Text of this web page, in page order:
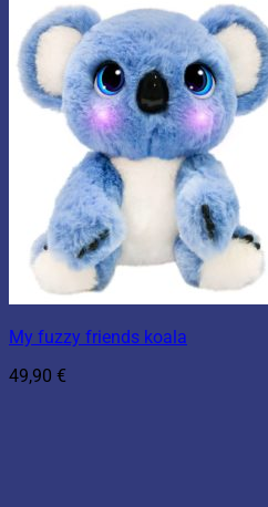
My fuzzy friends koala
49,90 €